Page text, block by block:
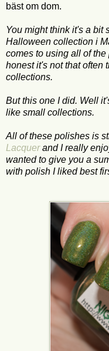
bäst om dom.
You might think it's a bit
Halloween collection i
comes to using all of
honest it's not that often
collections.
But this one I did. Well
like small collections.
All of these polishes is
Lacquerand I really
wanted to give you a
with polish I liked best